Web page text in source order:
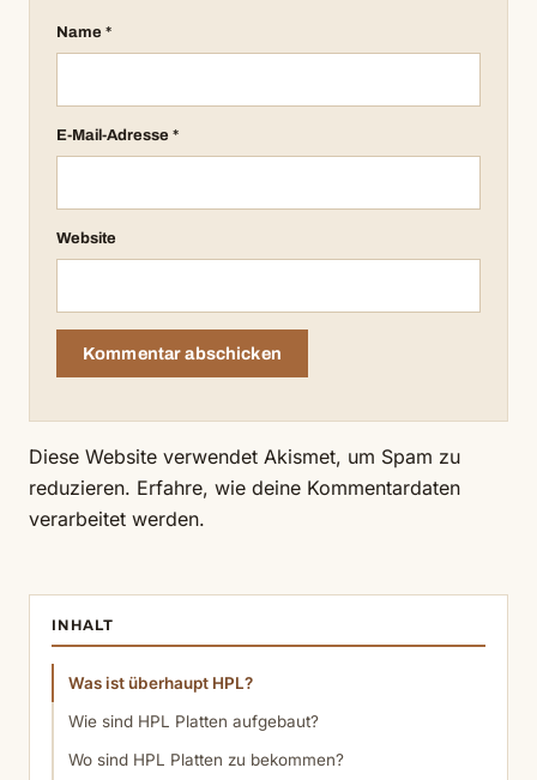
Name *
E-Mail-Adresse *
Website
Diese Website verwendet Akismet, um Spam zu
reduzieren. Erfahre, wie deine Kommentardaten
verarbeitet werden.
INHALT
Was ist überhaupt HPL?
Wie sind HPL Platten aufgebaut?
Wo sind HPL Platten zu bekommen?